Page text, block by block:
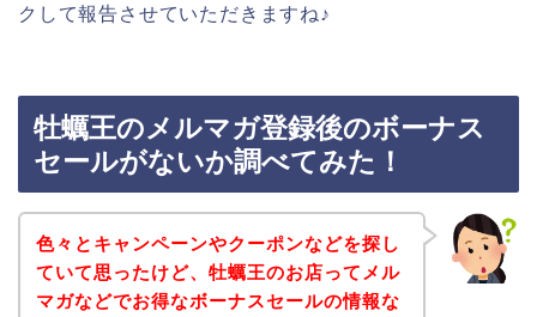
クして報告させていただきますね♪
牡蠣王のメルマガ登録後のボーナス
セールがないか調べてみた！
色々とキャンペーンやクーポンなどを探し
ていて思ったけど、牡蠣王のお店ってメル
マガなどでお得なボーナスセールの情報な